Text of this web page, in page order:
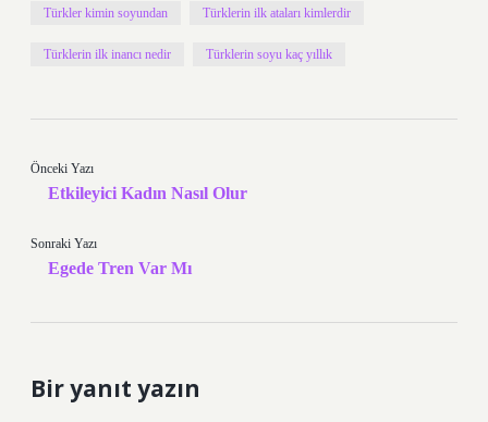
Türkler kimin soyundan Türklerin ilk ataları kimlerdir
Türklerin ilk inancı nedir Türklerin soyu kaç yıllık
Önceki Yazı
Etkileyici Kadın Nasıl Olur
Sonraki Yazı
Egede Tren Var Mı
Bir yanıt yazın